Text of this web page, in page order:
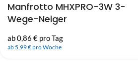
Manfrotto MHXPRO-3W 3-
Wege-Neiger
ab 0,86 € pro Tag
ab 5,99 € pro Woche